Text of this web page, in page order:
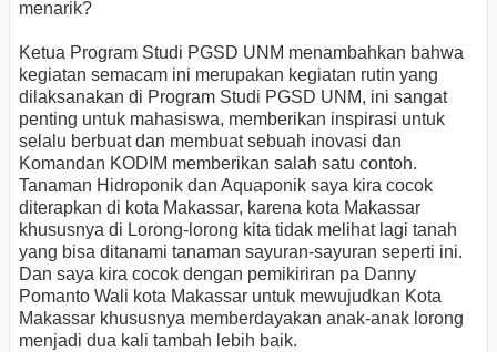
menarik?
Ketua Program Studi PGSD UNM menambahkan bahwa
kegiatan semacam ini merupakan kegiatan rutin yang
dilaksanakan di Program Studi PGSD UNM, ini sangat
penting untuk mahasiswa, memberikan inspirasi untuk
selalu berbuat dan membuat sebuah inovasi dan
Komandan KODIM memberikan salah satu contoh.
Tanaman Hidroponik dan Aquaponik saya kira cocok
diterapkan di kota Makassar, karena kota Makassar
khususnya di Lorong-lorong kita tidak melihat lagi tanah
yang bisa ditanami tanaman sayuran-sayuran seperti ini.
Dan saya kira cocok dengan pemikiriran pa Danny
Pomanto Wali kota Makassar untuk mewujudkan Kota
Makassar khususnya memberdayakan anak-anak lorong
menjadi dua kali tambah lebih baik.